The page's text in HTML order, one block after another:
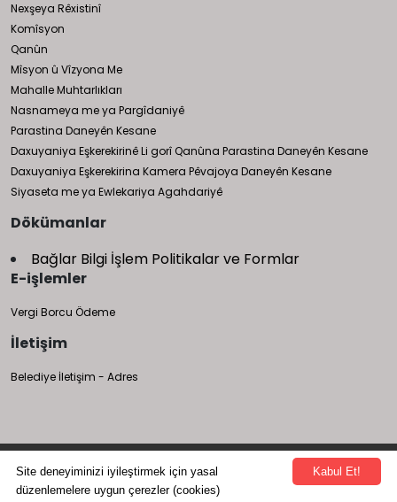
Nexşeya Rêxistinî
Komîsyon
Qanûn
Mîsyon û Vîzyona Me
Mahalle Muhtarlıkları
Nasnameya me ya Pargîdaniyê
Parastina Daneyên Kesane
Daxuyaniya Eşkerekirinê Li gorî Qanûna Parastina Daneyên Kesane
Daxuyaniya Eşkerekirina Kamera Pêvajoya Daneyên Kesane
Siyaseta me ya Ewlekariya Agahdariyê
Dökümanlar
Bağlar Bilgi İşlem Politikalar ve Formlar
E-işlemler
Vergi Borcu Ödeme
İletişim
Belediye İletişim - Adres
Bağlar Belediyesi Bilgi İşlem Müdürlüğü tarafından yapılmıştır.
Kabul Et!
Site deneyiminizi iyileştirmek için yasal
düzenlemelere uygun çerezler (cookies)